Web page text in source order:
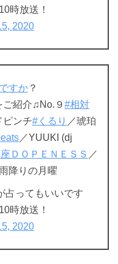
時放送！
2020
すか ？
紹介♫No.９ #相対
ピンチ#くるり ／琥珀
／YUUKI (dj
ＤＯＰＥＮＥＳＳ ／
降りの月曜
占ってもいいです
時放送！
2020